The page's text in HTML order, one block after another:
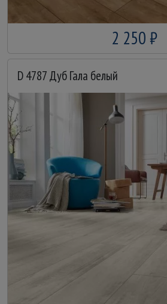
2 250 ₽
D 4787 Дуб Гала белый